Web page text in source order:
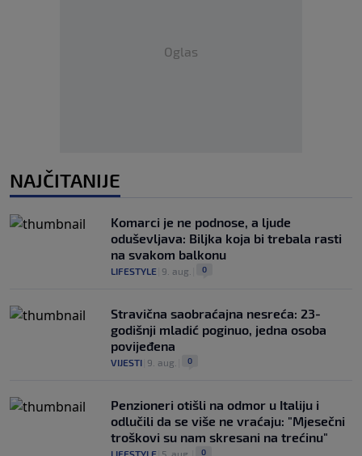
Oglas
NAJČITANIJE
Komarci je ne podnose, a ljude
oduševljava: Biljka koja bi trebala rasti
na svakom balkonu
LIFESTYLE 9. aug. 0
Stravična saobraćajna nesreća: 23-
godišnji mladić poginuo, jedna osoba
povijeđena
VIJESTI 9. aug. 0
Penzioneri otišli na odmor u Italiju i
odlučili da se više ne vraćaju: "Mjesečni
troškovi su nam skresani na trećinu"
0